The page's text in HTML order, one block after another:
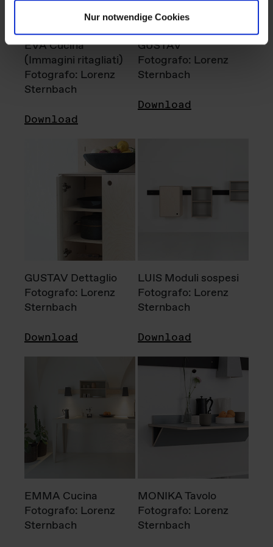
Nur notwendige Cookies
EVA Cucina
(Immagini ritagliati)
Fotografo: Lorenz
Sternbach
Download
GUSTAV
Fotografo: Lorenz
Sternbach
Download
GUSTAV Dettaglio
Fotografo: Lorenz
Sternbach
Download
LUIS Moduli sospesi
Fotografo: Lorenz
Sternbach
Download
EMMA Cucina
Fotografo: Lorenz
Sternbach
MONIKA Tavolo
Fotografo: Lorenz
Sternbach